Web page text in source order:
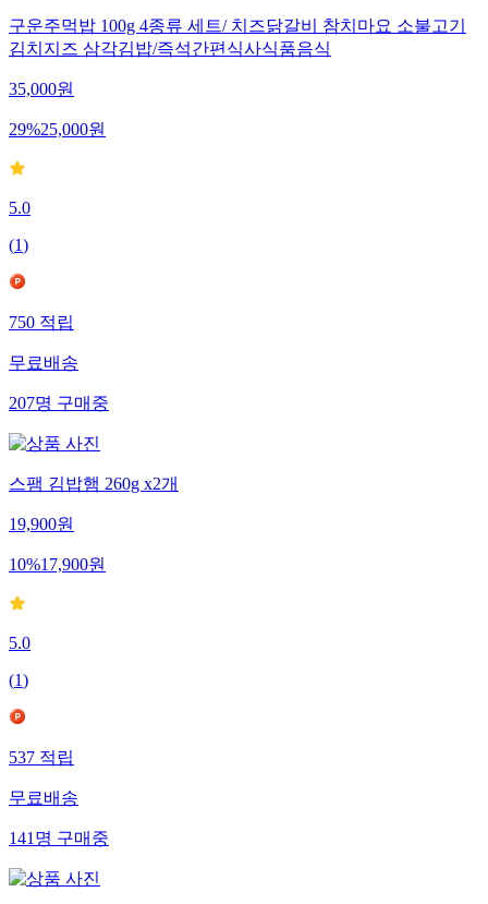
구운주먹밥 100g 4종류 세트/ 치즈닭갈비 참치마요 소불고기
김치지즈 삼각김밥/즉석간편식사식품음식
35,000원
29%25,000원
5.0
(1)
750적립
무료배송
207명구매중
스팸 김밥햄 260g x2개
19,900원
10%17,900원
5.0
(1)
537적립
무료배송
141명구매중